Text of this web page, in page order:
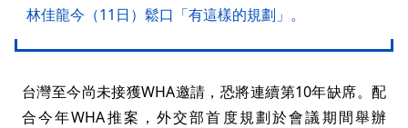
林佳龍今（11日）鬆口「有這樣的規劃」。
台灣至今尚未接獲WHA邀請，恐將連續第10年缺席。配
合今年WHA推案，外交部首度規劃於會議期間舉辦